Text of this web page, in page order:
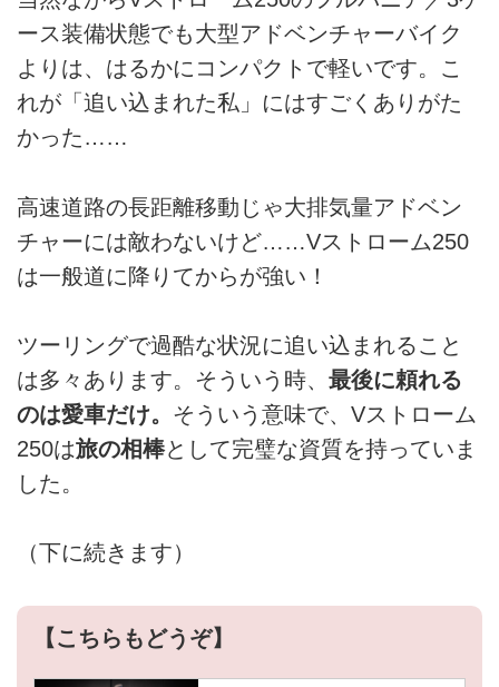
ース装備状態でも大型アドベンチャーバイク
よりは、はるかにコンパクトで軽いです。こ
れが「追い込まれた私」にはすごくありがた
かった……
高速道路の長距離移動じゃ大排気量アドベン
チャーには敵わないけど……Vストローム250
は一般道に降りてからが強い！
ツーリングで過酷な状況に追い込まれること
は多々あります。そういう時、 最後に頼れる
のは愛車だけ。 そういう意味で、Vストローム
250は旅の相棒として完璧な資質を持っていま
した。
（下に続きます）
【こちらもどうぞ】